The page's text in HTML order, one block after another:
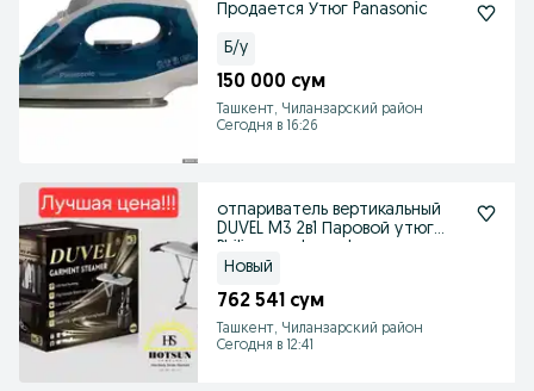
Продается Утюг Panasonic
Б/у
150 000 сум
Ташкент, Чиланзарский район
Сегодня в 16:26
отпариватель вертикальный
DUVEL M3 2в1 Паровой утюг
Новый
762 541 сум
Ташкент, Чиланзарский район
Сегодня в 12:41